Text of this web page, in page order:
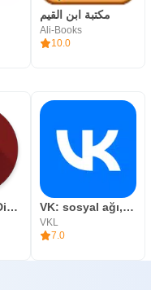
مكتبة ابن القيم
Ali-Books
10.0
MYT Müzik - Dinle ve İndir VK: sosyal ağı, mesajlaşma
VKL
7.0